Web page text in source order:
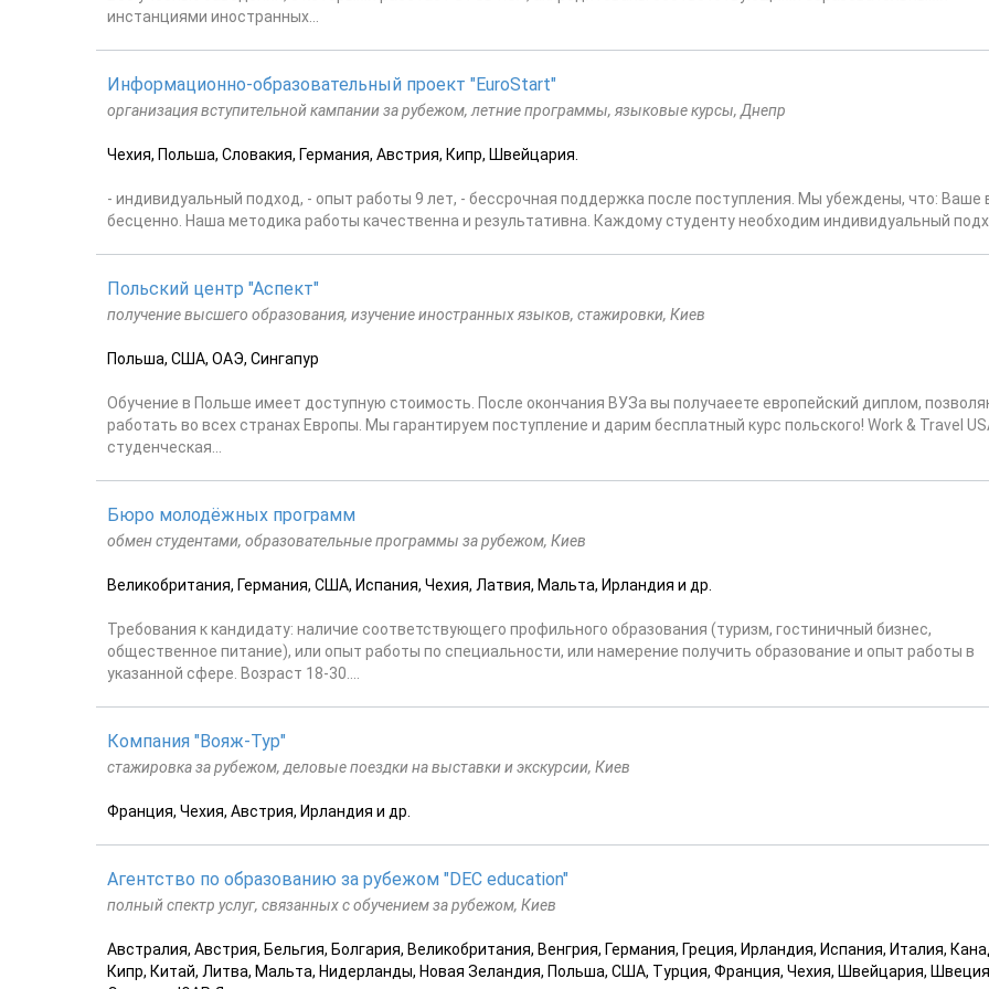
инстанциями иностранных...
Информационно-образовательный проект "EuroStart"
организация вступительной кампании за рубежом, летние программы, языковые курсы, Днепр
Чехия, Польша, Словакия, Германия, Австрия, Кипр, Швейцария.
- индивидуальный подход, - опыт работы 9 лет, - бессрочная поддержка после поступления. Мы убеждены, что: Ваше
бесценно. Наша методика работы качественна и результативна. Каждому студенту необходим индивидуальный
Польский центр "Аспект"
получение высшего образования, изучение иностранных языков, стажировки, Киев
Польша, США, ОАЭ, Сингапур
Обучение в Польше имеет доступную стоимость. После окончания ВУЗа вы получаеете европейский диплом,
работать во всех странах Европы. Мы гарантируем поступление и дарим бесплатный курс польского! Work & Travel
студенческая...
Бюро молодёжных программ
обмен студентами, образовательные программы за рубежом, Киев
Великобритания, Германия, США, Испания, Чехия, Латвия, Мальта, Ирландия и др.
Требования к кандидату: наличие соответствующего профильного образования (туризм, гостиничный бизнес,
общественное питание), или опыт работы по специальности, или намерение получить образование и опыт работы в
указанной сфере. Возраст 18-30....
Компания "Вояж-Тур"
стажировка за рубежом, деловые поездки на выставки и экскурсии, Киев
Франция, Чехия, Австрия, Ирландия и др.
Агентство по образованию за рубежом "DEC education"
полный спектр услуг, связанных с обучением за рубежом, Киев
Австралия, Австрия, Бельгия, Болгария, Великобритания, Венгрия, Германия, Греция, Ирландия, Испания, Италия,
Кипр, Китай, Литва, Мальта, Нидерланды, Новая Зеландия, Польша, США, Турция, Франция, Чехия, Швейцария,